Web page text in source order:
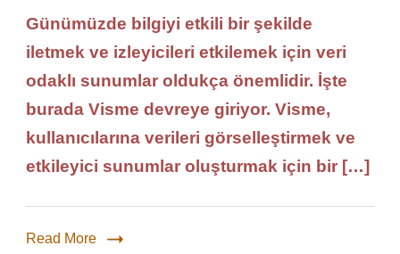
Günümüzde bilgiyi etkili bir şekilde
iletmek ve izleyicileri etkilemek için veri
odaklı sunumlar oldukça önemlidir. İşte
burada Visme devreye giriyor. Visme,
kullanıcılarına verileri görselleştirmek ve
etkileyici sunumlar oluşturmak için bir […]
Read More